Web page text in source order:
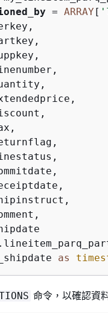
= ARRAY [
as
命令，以確認資